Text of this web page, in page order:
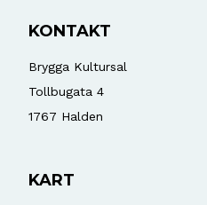
KONTAKT
Brygga Kultursal
Tollbugata 4
1767 Halden
KART